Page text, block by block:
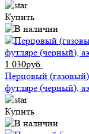
Купить
1 030руб.
Перцовый
футляре (черный),
Купить